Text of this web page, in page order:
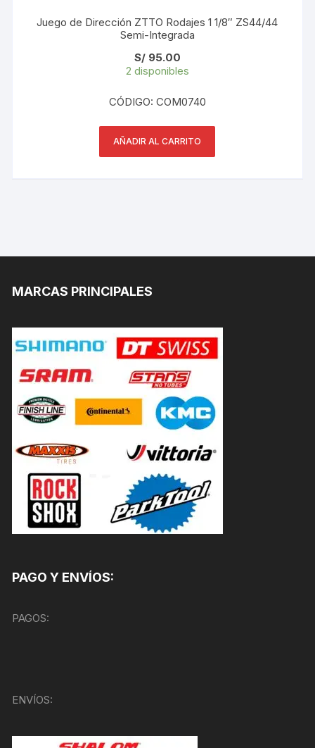
Juego de Dirección ZTTO Rodajes 1 1/8″ ZS44/44
Semi-Integrada
S/95.00
2 disponibles
CÓDIGO: COM0740
AÑADIR AL CARRITO
MARCAS PRINCIPALES
PAGO Y ENVÍOS:
PAGOS:
ENVÍOS: